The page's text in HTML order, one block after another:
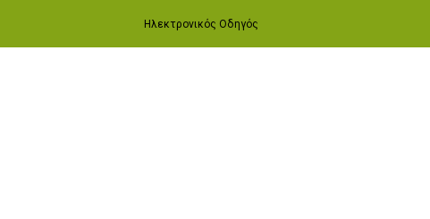
Ηλεκτρονικός Οδηγός